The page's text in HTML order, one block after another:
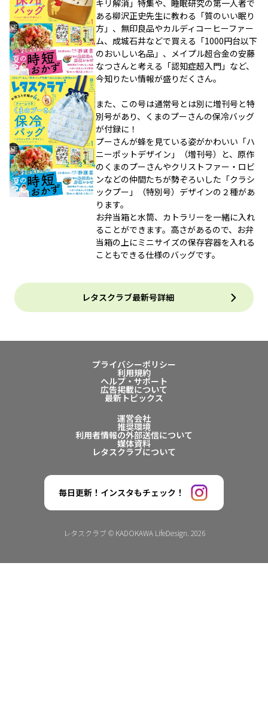
キリ解消」特集や、睡眠研究の第一人者で
ある柳沢正史先生に教わる「質のいい眠り
方」、無印良品やカルディコーヒーファー
ム、成城石井などで買える「1000円台以下
のおいしい名品」、メイプル超合金の安藤
なつさんと考える「認知症超入門」など、
今知りたい情報が盛りだくさん。
また、この号は通常号とは別に増刊号と特
別号があり、くまのプーさんの保冷バッグ
が付録に！
プーさんが蜂を見ている姿がかわいい「ハ
ニーポットデザイン」（増刊号）と、原作
のくまのプーさんやクリストファー・ロビ
ンなどの仲間たちが勢ぞろいした「クラシ
ックプー」（特別号）デザインの２種があ
ります。
お弁当箱と水筒、カトラリーを一緒に入れ
ることができます。高さがあるので、お弁
当箱の上にミニサイズの保存容器を入れる
こともできる仕様のバッグです。
レタスクラブ最新号詳細
プライバシーポリシー
利用規約
ヘルプ・サポート
広告掲載について
最新トピックス
運営会社
推奨環境
利用者情報の外部送信について
媒体資料
レタスクラブについて
毎日更新！インスタもチェック！
レタスクラブ © KADOKAWA LifeDesign. 2026